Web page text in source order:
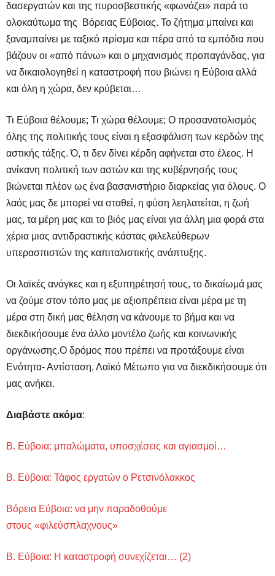
δασεργατών και της πυροσβεστικής «φωνάζει» παρά το
ολοκαύτωμα της Βόρειας Εύβοιας. Το ζήτημα μπαίνει και
ξαναμπαίνει με ταξικό πρίσμα και πέρα από τα εμπόδια που
βάζουν οι «από πάνω» και ο μηχανισμός προπαγάνδας, για
να δικαιολογηθεί η καταστροφή που βιώνει η Εύβοια αλλά
και όλη η χώρα, δεν κρύβεται…
Τι Εύβοια θέλουμε; Τι χώρα θέλουμε; Ο προσανατολισμός
όλης της πολιτικής τους είναι η εξασφάλιση των κερδών της
αστικής τάξης. Ό, τι δεν δίνει κέρδη αφήνεται στο έλεος. Η
ανίκανη πολιτική των αστών και της κυβέρνησής τους
βιώνεται πλέον ως ένα βασανιστήριο διαρκείας για όλους. Ο
λαός μας δε μπορεί να σταθεί, η φύση λεηλατείται, η ζωή
μας, τα μέρη μας και το βιός μας είναι για άλλη μια φορά στα
χέρια μιας αντιδραστικής κάστας φιλελεύθερων
υπερασπιστών της καπιταλιστικής ανάπτυξης.
Οι λαϊκές ανάγκες και η εξυπηρέτησή τους, το δικαίωμά μας
να ζούμε στον τόπο μας με αξιοπρέπεια είναι μέρα με τη
μέρα στη δική μας θέληση να κάνουμε το βήμα και να
διεκδικήσουμε ένα άλλο μοντέλο ζωής και κοινωνικής
οργάνωσης.Ο δρόμος που πρέπει να προτάξουμε είναι
Ενότητα- Αντίσταση, Λαϊκό Μέτωπο για να διεκδικήσουμε ότι
μας ανήκει.
Διαβάστε ακόμα:
Β. Εύβοια: μπαλώματα, υποσχέσεις και αγιασμοί…
Β. Εύβοια: Τάφος εργατών ο Ρετσινόλακκος
Βόρεια Εύβοια: να μην παραδοθούμε
στους «φιλεύσπλαχνους»
Β. Εύβοια: Η καταστροφή συνεχίζεται… (2)